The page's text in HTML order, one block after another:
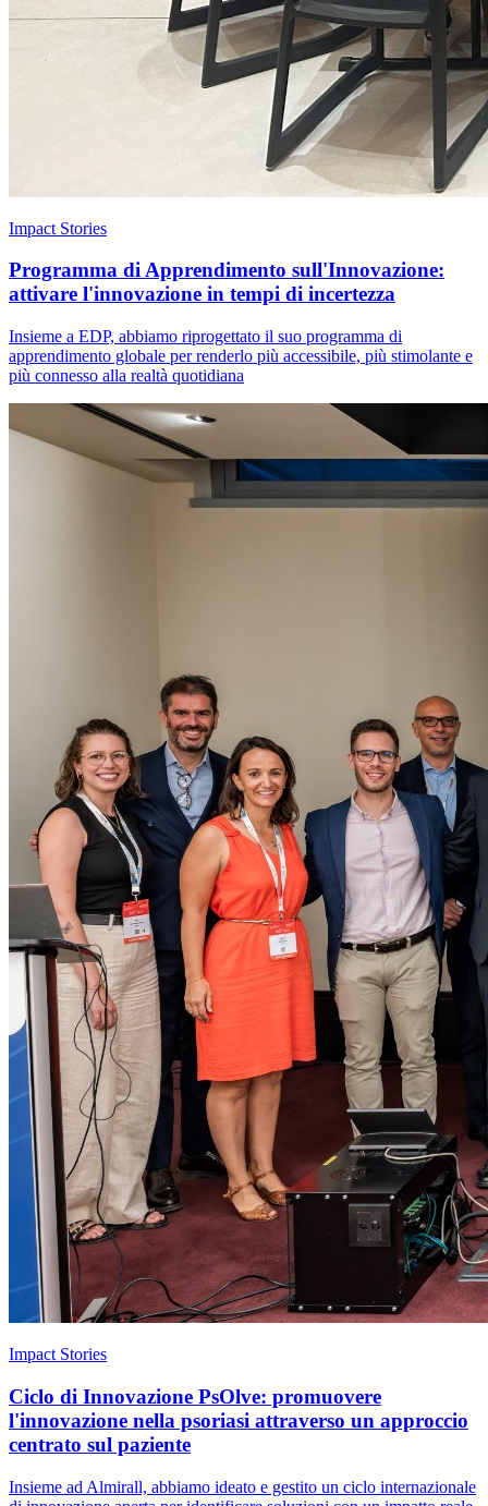
Impact Stories
Programma di Apprendimento sull'Innovazione:
attivare l'innovazione in tempi di incertezza
Insieme a EDP, abbiamo riprogettato il suo programma di
apprendimento globale per renderlo più accessibile, più stimolante e
più connesso alla realtà quotidiana
Impact Stories
Ciclo di Innovazione PsOlve: promuovere
l'innovazione nella psoriasi attraverso un approccio
centrato sul paziente
Insieme ad Almirall, abbiamo ideato e gestito un ciclo internazionale